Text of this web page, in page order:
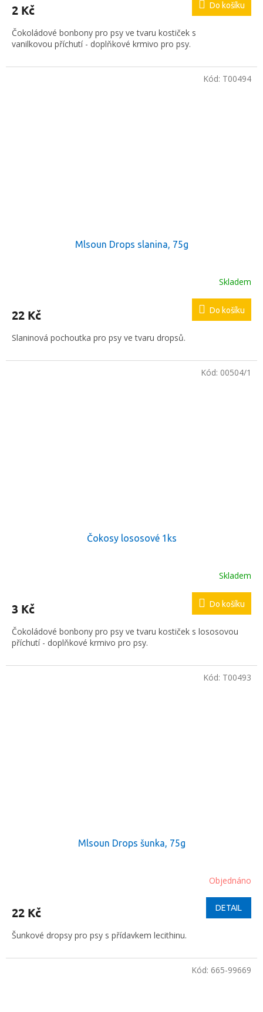
2 Kč Do košíku
Čokoládové bonbony pro psy ve tvaru kostiček s
vanilkovou příchutí - doplňkové krmivo pro psy.
Mlsoun Drops slanina, 75g
Skladem
22 Kč Do košíku
Slaninová pochoutka pro psy ve tvaru dropsů.
Kód: T00494
Čokosy lososové 1ks
Skladem
3 Kč Do košíku
Čokoládové bonbony pro psy ve tvaru kostiček s lososovou
příchutí - doplňkové krmivo pro psy.
Kód: 00504/1
Mlsoun Drops šunka, 75g
Objednáno
22 Kč DETAIL
Šunkové dropsy pro psy s přídavkem lecithinu.
Kód: T00493
Kód: 665-99669